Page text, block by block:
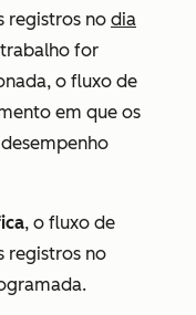
registros no dia
for
o fluxo de
em que os
, o fluxo de
registros no